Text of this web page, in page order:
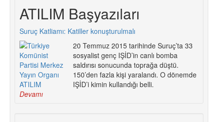
ATILIM Başyazıları
Suruç Katliamı: Katiller konuşturulmalı
20 Temmuz 2015 tarihinde Suruç’ta 33
sosyalist genç IŞİD’in canlı bomba
saldırısı sonucunda toprağa düştü.
150’den fazla kişi yaralandı. O dönemde
IŞİD’i kimin kullandığı belli.
Devamı